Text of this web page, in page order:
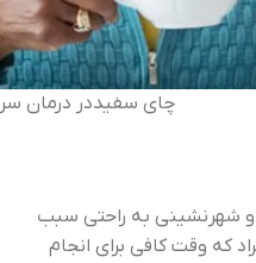
چای سفیددر درمان
شهرنشینی به راحتی سبب
که وقت کافی برای انجام